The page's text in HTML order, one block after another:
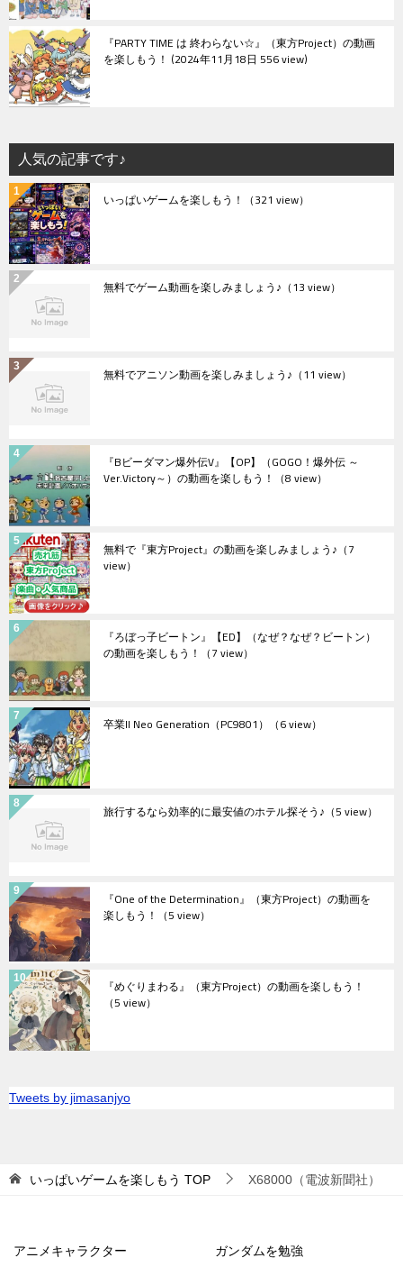
『PARTY TIME は 終わらない☆』（東方Project）の動画
を楽しもう！ 2024年11月18日 556 view
人気の記事です♪
いっぱいゲームを楽しもう！ （321 view）
無料でゲーム動画を楽しみましょう♪ （13 view）
無料でアニソン動画を楽しみましょう♪ （11 view）
『Bビーダマン爆外伝V』【OP】（GOGO！爆外伝 ～
Ver.Victory～）の動画を楽しもう！ （8 view）
無料で『東方Project』の動画を楽しみましょう♪ （7
view）
『ろぼっ子ビートン』【ED】（なぜ？なぜ？ビートン）
の動画を楽しもう！ （7 view）
卒業II Neo Generation（PC9801） （6 view）
旅行するなら効率的に最安値のホテル探そう♪ （5 view）
『One of the Determination』（東方Project）の動画を
楽しもう！ （5 view）
『めぐりまわる』（東方Project）の動画を楽しもう！
（5 view）
Tweets by jimasanjyo
いっぱいゲームを楽しもう TOP X68000（電波新聞社）
アニメキャラクター ガンダムを勉強